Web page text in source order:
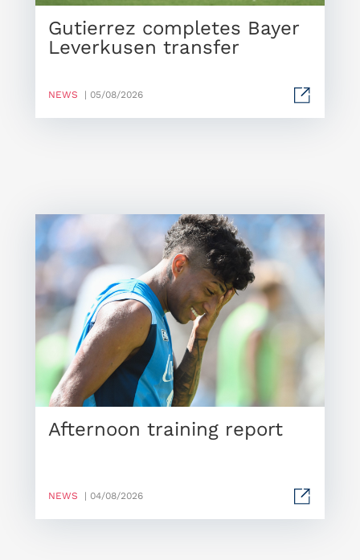
Gutierrez completes Bayer
Leverkusen transfer
NEWS | 05/08/2026
Afternoon training report
NEWS | 04/08/2026